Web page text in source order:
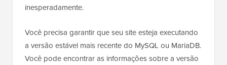
inesperadamente.
Você precisa garantir que seu site esteja executando
a versão estável mais recente do MySQL ou MariaDB.
Você pode encontrar as informações sobre a versão